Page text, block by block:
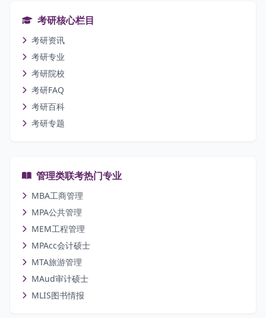
考研核心栏目
考研资讯
考研专业
考研院校
考研FAQ
考研百科
考研专题
管理类联考热门专业
MBA工商管理
MPA公共管理
MEM工程管理
MPAcc会计硕士
MTA旅游管理
MAud审计硕士
MLIS图书情报